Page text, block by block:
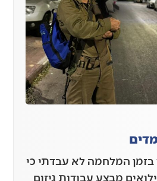
בזמן המלחמה לא עבדתי כי
מבצע עבודות גיזום